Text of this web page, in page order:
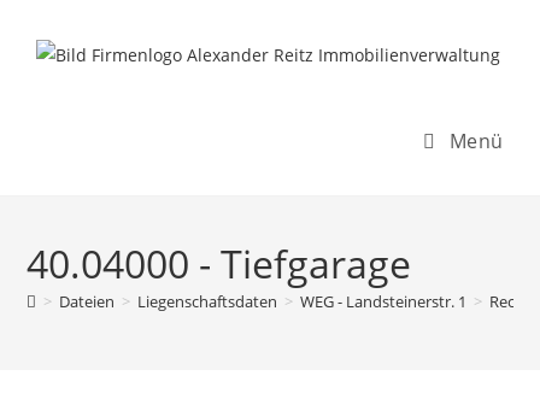
Inhalt
Menü
40.04000 - Tiefgarage
> Dateien > Liegenschaftsdaten > WEG - Landsteinerstr. 1 >